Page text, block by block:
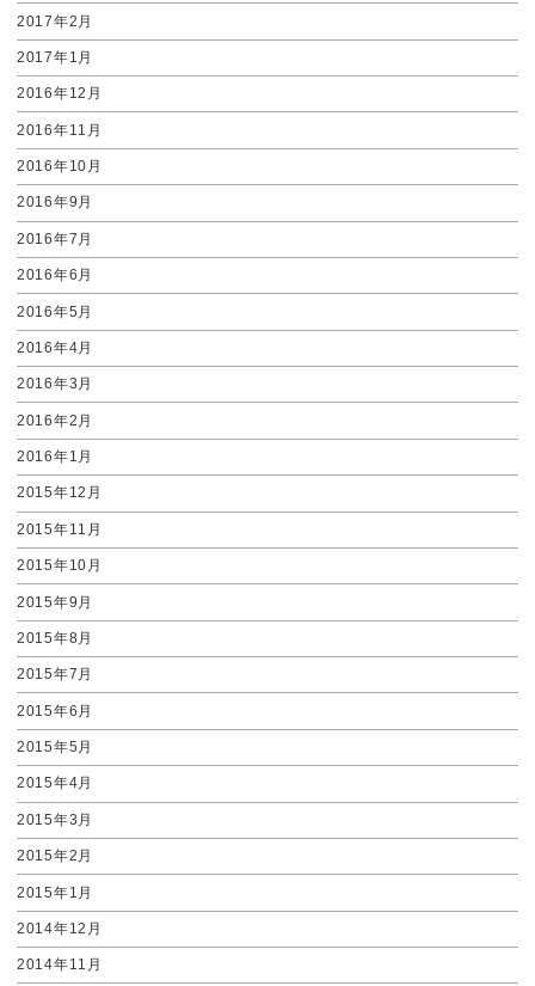
2017年2月
2017年1月
2016年12月
2016年11月
2016年10月
2016年9月
2016年7月
2016年6月
2016年5月
2016年4月
2016年3月
2016年2月
2016年1月
2015年12月
2015年11月
2015年10月
2015年9月
2015年8月
2015年7月
2015年6月
2015年5月
2015年4月
2015年3月
2015年2月
2015年1月
2014年12月
2014年11月